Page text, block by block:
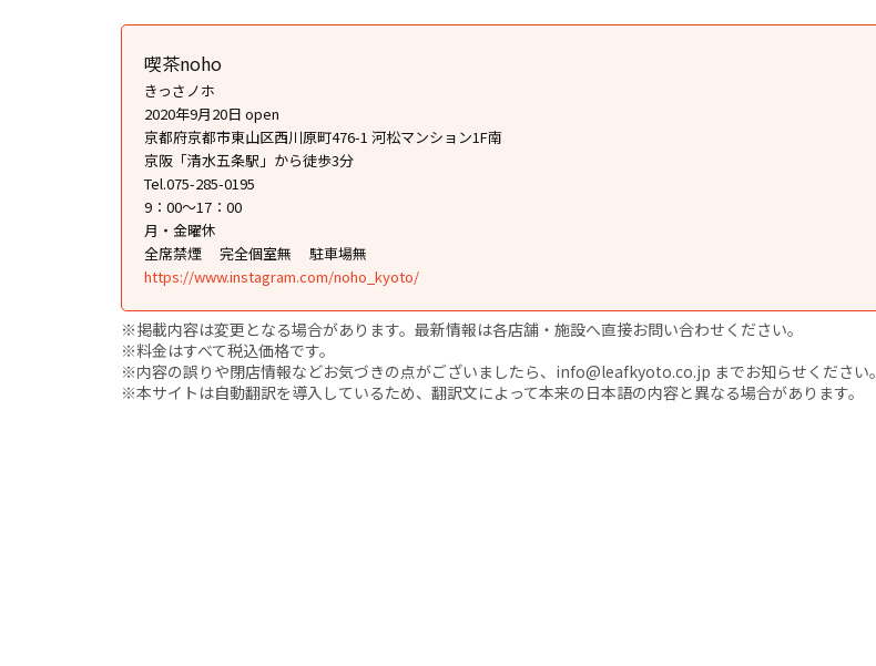
喫茶noho
きっさノホ
2020年9月20日 open
京都府京都市東山区西川原町476-1 河松マンション1F南
京阪「清水五条駅」から徒歩3分
Tel.075-285-0195
9：00～17：00
月・金曜休
全席禁煙
完全個室無
駐車場無
https://www.instagram.com/noho_kyoto/
※掲載内容は変更となる場合があります。最新情報は各店舗・施設へ直接お問い合わせください。
※料金はすべて税込価格です。
※内容の誤りや閉店情報などお気づきの点がございましたら、info@leafkyoto.co.jp までお知らせください。
※本サイトは自動翻訳を導入しているため、翻訳文によって本来の日本語の内容と異なる場合があります。